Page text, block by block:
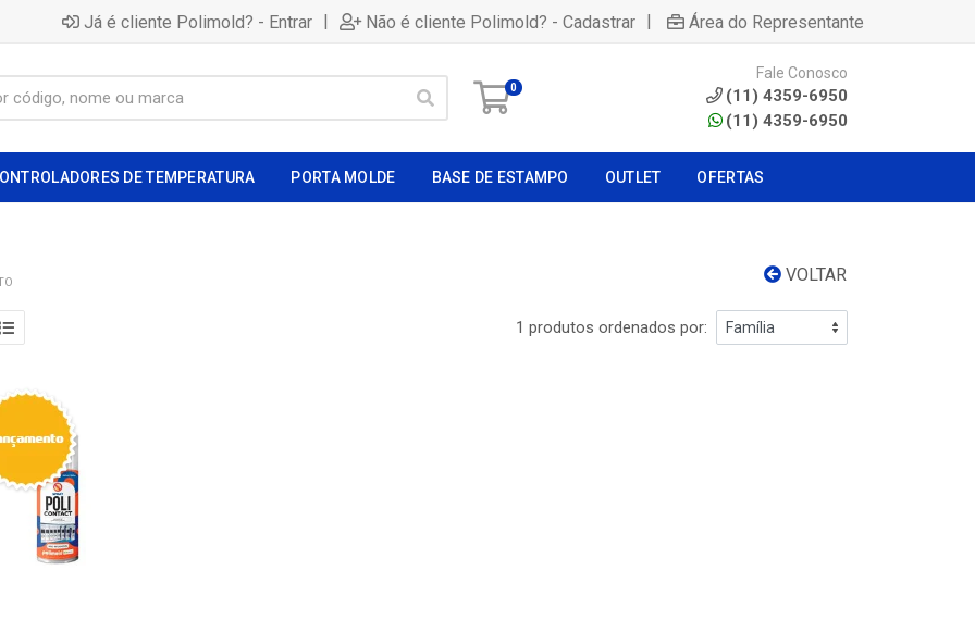
Já é cliente Polimold? - Entrar | Não é cliente Polimold? - Cadastrar | Área do Representante
0
Fale Conosco
(11) 4359-6950
(11) 4359-6950
DE TEMPERATURA PORTA MOLDE BASE DE ESTAMPO OUTLET OFERTAS
VOLTAR
1 produtos ordenados por: